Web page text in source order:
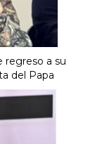
regreso a su
del Papa